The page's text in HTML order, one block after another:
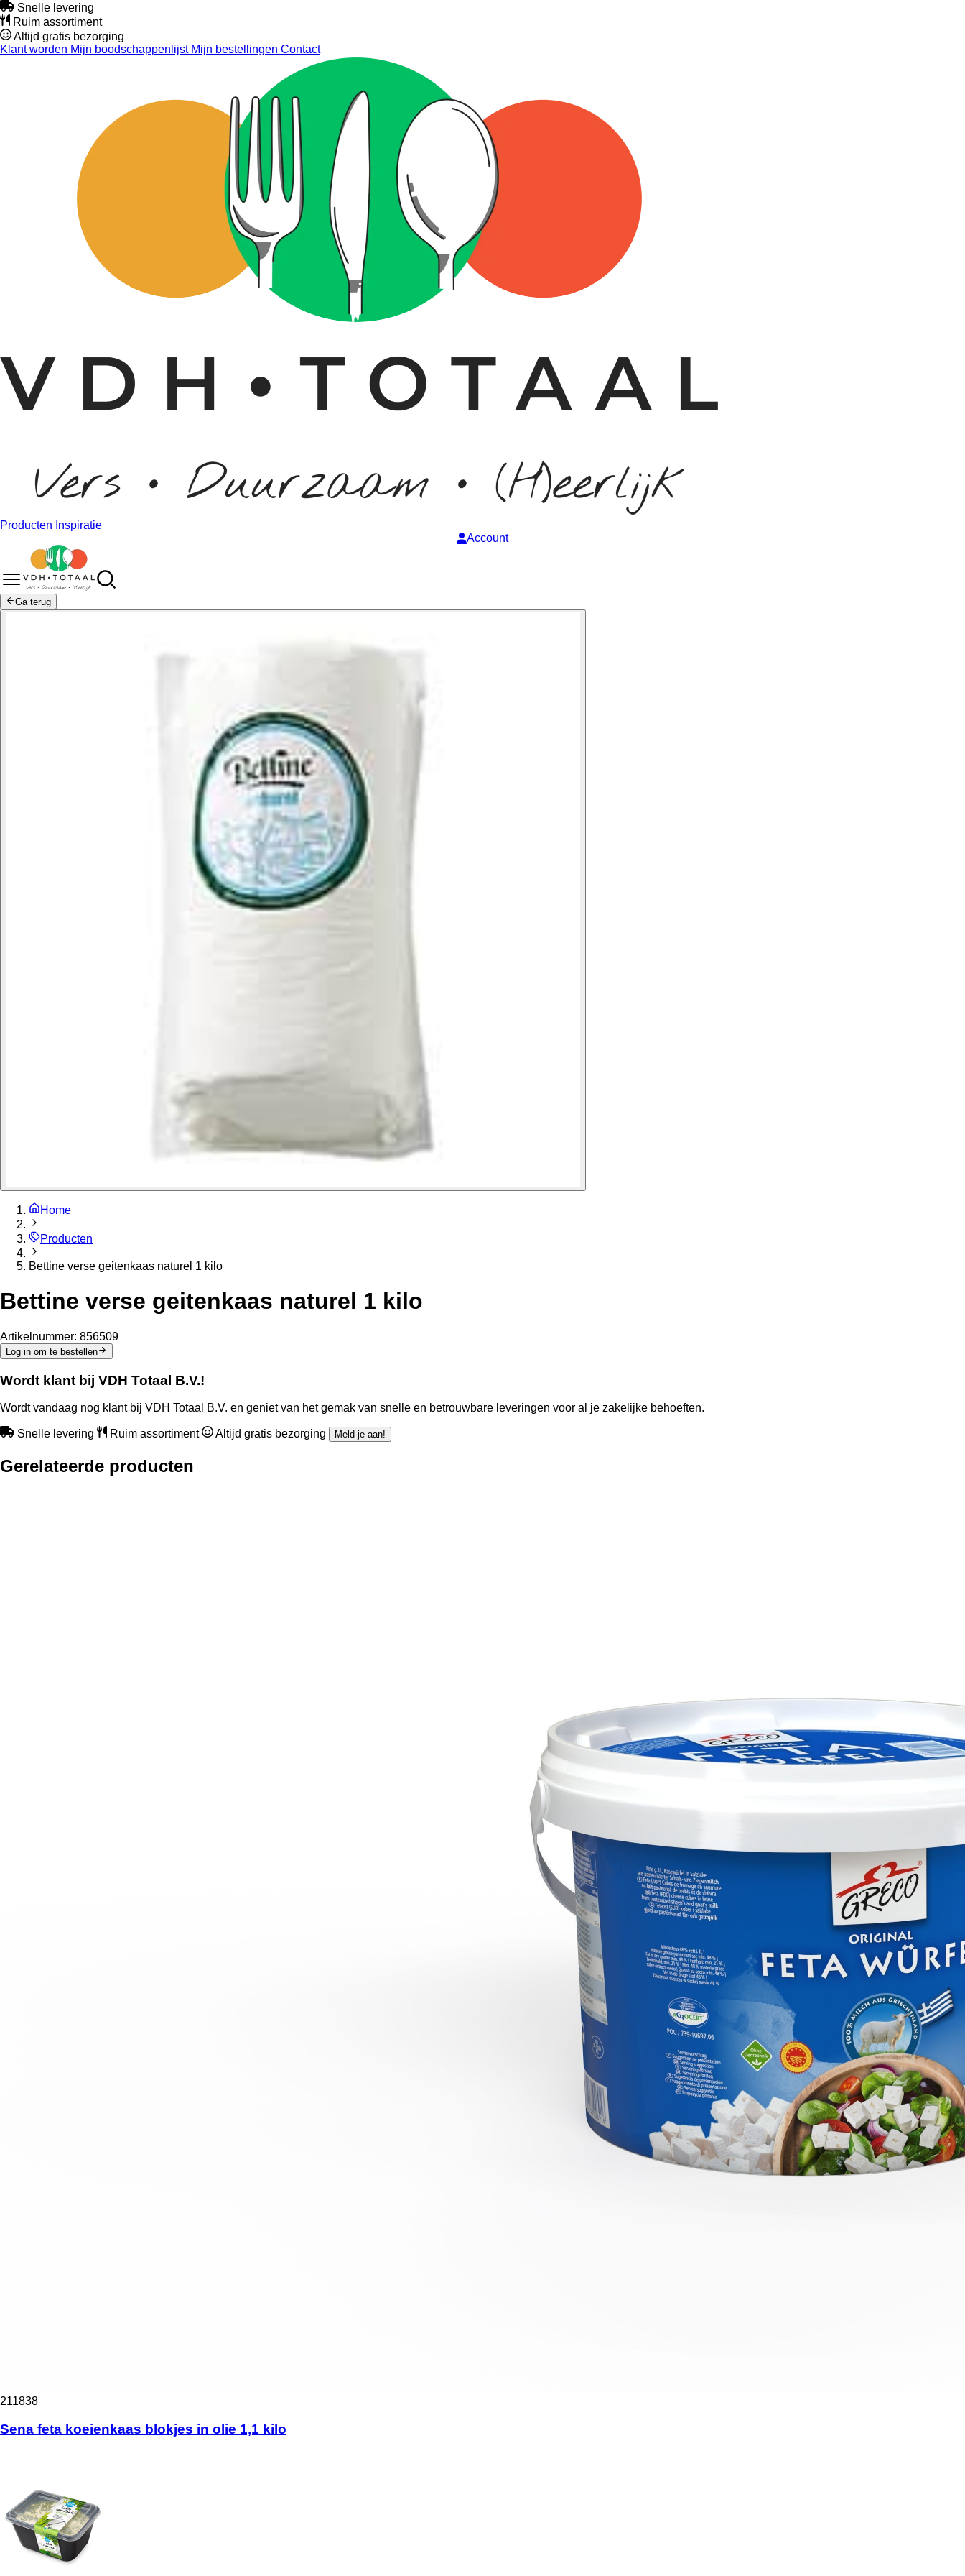
Snelle levering
Ruim assortiment
Altijd gratis bezorging
Klant worden Mijn boodschappenlijstMijn bestellingen Contact
Producten Inspiratie
Account
Ga terug
Home
Producten
Bettine verse geitenkaas naturel 1 kilo
Bettine verse geitenkaas naturel 1 kilo
Artikelnummer: 856509
Log in om te bestellen
Wordt klant bij VDH Totaal B.V.!
Wordt vandaag nog klant bij VDH Totaal B.V. en geniet van het gemak van snelle en betrouwbare leveringen voor al je zakelijke behoeften.
Snelle levering Ruim assortiment Altijd gratis bezorging Meld je aan!
Gerelateerde producten
211838
Sena feta koeienkaas blokjes in olie 1,1 kilo